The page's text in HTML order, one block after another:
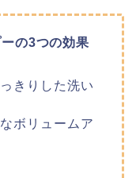
の3つの効果
きりした洗い
ボリュームア